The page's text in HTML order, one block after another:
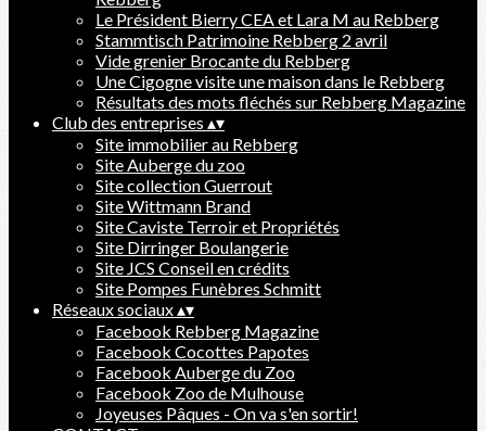
Le Président Bierry CEA et Lara M au Rebberg
Stammtisch Patrimoine Rebberg 2 avril
Vide grenier Brocante du Rebberg
Une Cigogne visite une maison dans le Rebberg
Résultats des mots fléchés sur Rebberg Magazine
Club des entreprises ▴▾
Site immobilier au Rebberg
Site Auberge du zoo
Site collection Guerrout
Site Wittmann Brand
Site Caviste Terroir et Propriétés
Site Dirringer Boulangerie
Site JCS Conseil en crédits
Site Pompes Funèbres Schmitt
Réseaux sociaux▴▾
Facebook Rebberg Magazine
Facebook Cocottes Papotes
Facebook Auberge du Zoo
Facebook Zoo de Mulhouse
Joyeuses Pâques - On va s'en sortir!